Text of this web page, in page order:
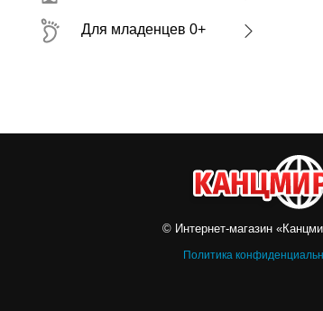
Для младенцев 0+
© Интернет-магазин
Политика